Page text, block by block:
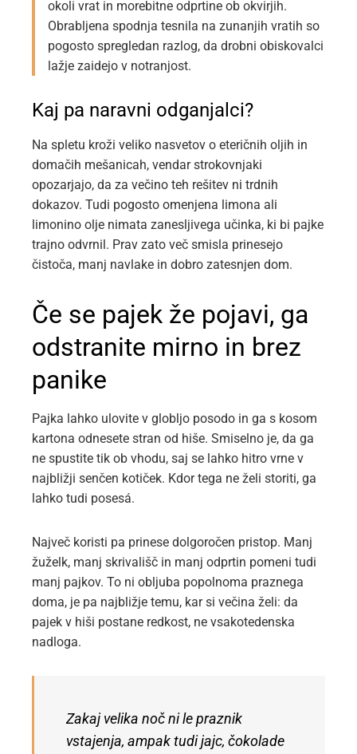
okoli vrat in morebitne odprtine ob okvirjih.
Obrabljena spodnja tesnila na zunanjih vratih so
pogosto spregledan razlog, da drobni obiskovalci
lažje zaidejo v notranjost.
Kaj pa naravni odganjalci?
Na spletu kroži veliko nasvetov o eteričnih oljih in
domačih mešanicah, vendar strokovnjaki
opozarjajo, da za večino teh rešitev ni trdnih
dokazov. Tudi pogosto omenjena limona ali
limonino olje nimata zanesljivega učinka, ki bi pajke
trajno odvrnil. Prav zato več smisla prinesejo
čistoča, manj navlake in dobro zatesnjen dom.
Če se pajek že pojavi, ga
odstranite mirno in brez
panike
Pajka lahko ulovite v globljo posodo in ga s kosom
kartona odnesete stran od hiše. Smiselno je, da ga
ne spustite tik ob vhodu, saj se lahko hitro vrne v
najbližji senčen kotiček. Kdor tega ne želi storiti, ga
lahko tudi posesá.
Največ koristi pa prinese dolgoročen pristop. Manj
žuželk, manj skrivališč in manj odprtin pomeni tudi
manj pajkov. To ni obljuba popolnoma praznega
doma, je pa najbližje temu, kar si večina želi: da
pajek v hiši postane redkost, ne vsakotedenska
nadloga.
Zakaj velika noč ni le praznik
vstajenja, ampak tudi jajc, čokolade